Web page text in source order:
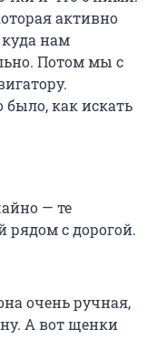
активно
куда нам
Потом мы с
было, как искать
— те
рядом с дорогой.
очень ручная,
А вот щенки